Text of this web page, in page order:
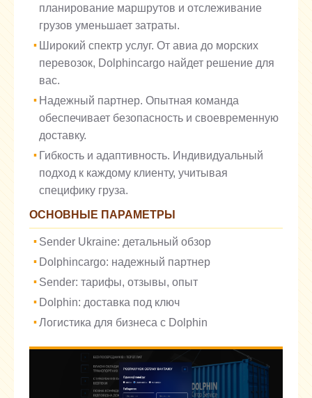
планирование маршрутов и отслеживание
грузов уменьшает затраты.
Широкий спектр услуг. От авиа до морских
перевозок, Dolphincargo найдет решение для
вас.
Надежный партнер. Опытная команда
обеспечивает безопасность и своевременную
доставку.
Гибкость и адаптивность. Индивидуальный
подход к каждому клиенту, учитывая
специфику груза.
ОСНОВНЫЕ ПАРАМЕТРЫ
Sender Ukraine: детальный обзор
Dolphincargo: надежный партнер
Sender: тарифы, отзывы, опыт
Dolphin: доставка под ключ
Логистика для бизнеса с Dolphin